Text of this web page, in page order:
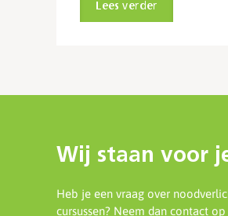
Lees verder
Wij staan voor
Heb je een vraag over
cursussen? Neem dan contact